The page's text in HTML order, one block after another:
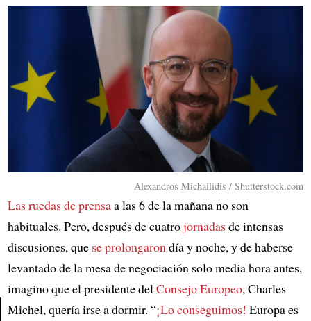
Alexandros Michailidis / Shutterstock.com
Las ruedas de prensaa las 6 de la mañana no son
habituales. Pero, después de cuatrojornadasde intensas
discusiones, que se prolongarondía y noche, y de haberse
levantado de la mesa de negociación solo media hora antes,
imagino que el presidente delConsejo Europeo, Charles
Michel, quería irse a dormir. “¡Lo conseguimos! Europa es